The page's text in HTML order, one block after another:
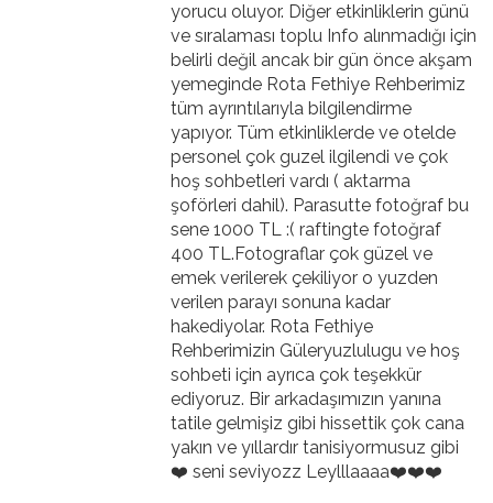
yorucu oluyor. Diğer etkinliklerin günü
ve sıralaması toplu Info alınmadığı için
belirli değil ancak bir gün önce akşam
yemeginde Rota Fethiye Rehberimiz
tüm ayrıntılarıyla bilgilendirme
yapıyor. Tüm etkinliklerde ve otelde
personel çok guzel ilgilendi ve çok
hoş sohbetleri vardı ( aktarma
şoförleri dahil). Parasutte fotoğraf bu
sene 1000 TL :( raftingte fotoğraf
400 TL.Fotograflar çok güzel ve
emek verilerek çekiliyor o yuzden
verilen parayı sonuna kadar
hakediyolar. Rota Fethiye
Rehberimizin Güleryuzlulugu ve hoş
sohbeti için ayrıca çok teşekkür
ediyoruz. Bir arkadaşımızın yanına
tatile gelmişiz gibi hissettik çok cana
yakın ve yıllardır tanisiyormusuz gibi
❤️ seni seviyozz Leylllaaaa❤️❤️❤️